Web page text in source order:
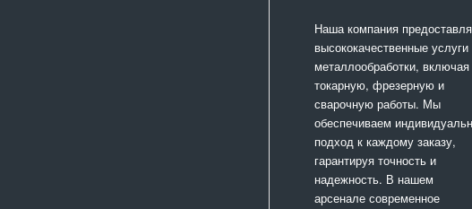
Наша компания
высококачественные услуги
металлообработки, включая
токарную, фрезерную и
сварочную работы. Мы
обеспечиваем
подход к каждому заказу,
гарантируя точность и
надежность. В нашем
арсенале современное